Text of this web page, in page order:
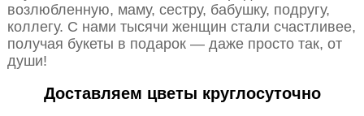
возлюбленную, маму, сестру, бабушку, подругу,
коллегу. С нами тысячи женщин стали счастливее,
получая букеты в подарок — даже просто так, от
души!
Доставляем цветы круглосуточно